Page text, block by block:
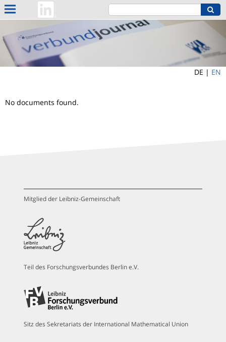
DE | EN
No documents found.
Mitglied der Leibniz-Gemeinschaft
Teil des Forschungsverbundes Berlin e.V.
Sitz des Sekretariats der International Mathematical Union